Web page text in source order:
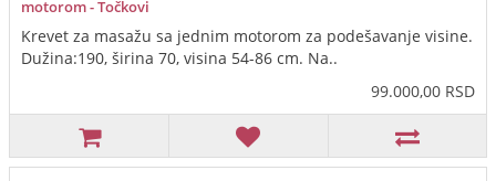
motorom - Točkovi
Krevet za masažu sa jednim motorom za podešavanje visine.
Dužina:190, širina 70, visina 54-86 cm. Na..
99.000,00 RSD